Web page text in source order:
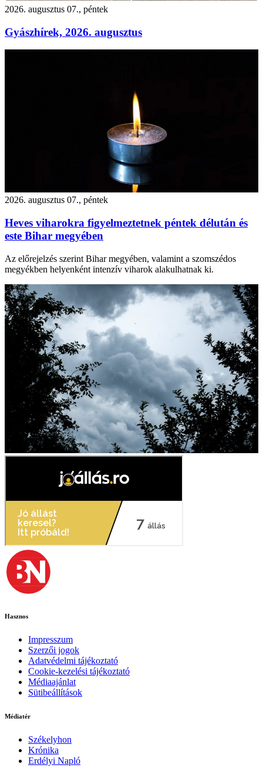
2026. augusztus 07., péntek
Gyászhírek, 2026. augusztus
2026. augusztus 07., péntek
Heves viharokra figyelmeztetnek péntek délután és
este Bihar megyében
Az előrejelzés szerint Bihar megyében, valamint a szomszédos
megyékben helyenként intenzív viharok alakulhatnak ki.
Hasznos
Impresszum
Szerzői jogok
Adatvédelmi tájékoztató
Cookie-kezelési tájékoztató
Médiaajánlat
Sütibeállítások
Médiatér
Székelyhon
Krónika
Erdélyi Napló